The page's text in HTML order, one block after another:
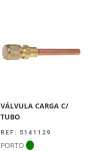
VÁLVULA CARGA C/
TUBO
REF: 5141129
PORTO